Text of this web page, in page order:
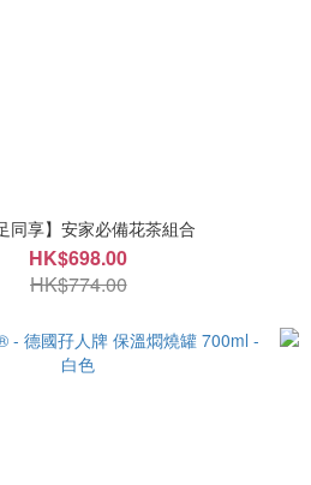
同享】安家必備花茶組合
HK$698.00
HK$774.00